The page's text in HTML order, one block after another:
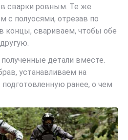
сварки ровным. Те же
с полуосями, отрезав по
концы, свариваем, чтобы обе
детали вместе.
устанавливаем на
ранее, о чем